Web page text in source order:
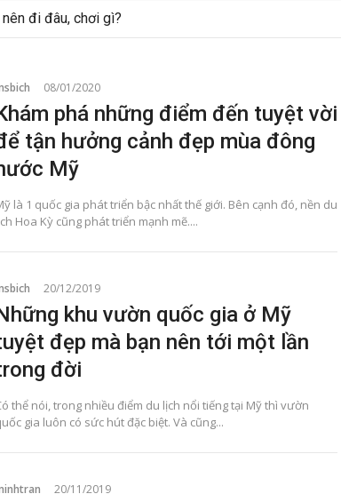
lễ quốc khánh 2/9
08/01/2020
phá những điểm đến tuyệt vời
tận hưởng cảnh đẹp mùa đông
Mỹ
là 1 quốc gia phát triển bậc nhất thế giới. Bên cạnh đó, nền du
Hoa Kỳ cũng phát triển mạnh mẽ....
20/12/2019
khu vườn quốc gia ở Mỹ
đẹp mà bạn nên tới một lần
đời
thể nói, trong nhiều điểm du lịch nổi tiếng tại Mỹ thì vườn
gia luôn có sức hút đặc biệt. Và cũng...
20/11/2019